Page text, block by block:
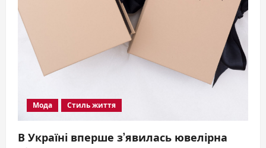
Мода Стиль життя
В Україні вперше з’явилась ювелірна